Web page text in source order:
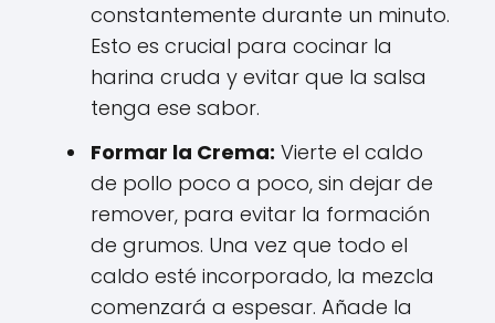
constantemente durante un minuto.
Esto es crucial para cocinar la
harina cruda y evitar que la salsa
tenga ese sabor.
Formar la Crema: Vierte el caldo
de pollo poco a poco, sin dejar de
remover, para evitar la formación
de grumos. Una vez que todo el
caldo esté incorporado, la mezcla
comenzará a espesar. Añade la